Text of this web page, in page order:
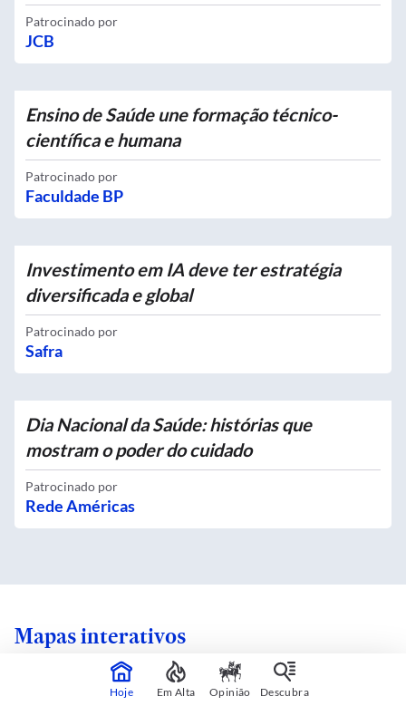
Patrocinado por
JCB
Ensino de Saúde une formação técnico-
científica e humana
Patrocinado por
Faculdade BP
Investimento em IA deve ter estratégia
diversificada e global
Patrocinado por
Safra
Dia Nacional da Saúde: histórias que
mostram o poder do cuidado
Patrocinado por
Rede Américas
Mapas interativos
Hoje Em Alta Opinião Descubra